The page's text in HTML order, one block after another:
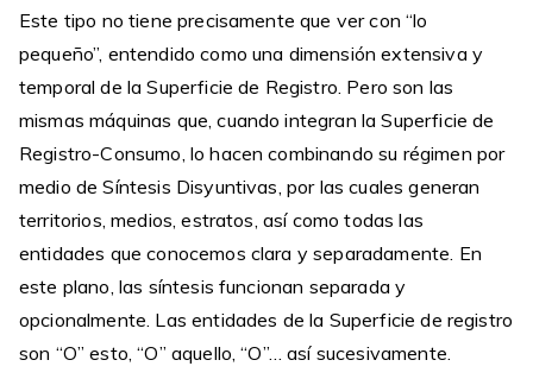
Este tipo no tiene precisamente que ver con “lo
pequeño”, entendido como una dimensión extensiva y
temporal de la Superficie de Registro. Pero son las
mismas máquinas que, cuando integran la Superficie de
Registro-Consumo, lo hacen combinando su régimen por
medio de Síntesis Disyuntivas, por las cuales generan
territorios, medios, estratos, así como todas las
entidades que conocemos clara y separadamente. En
este plano, las síntesis funcionan separada y
opcionalmente. Las entidades de la Superficie de registro
son “O” esto, “O” aquello, “O”… así sucesivamente.